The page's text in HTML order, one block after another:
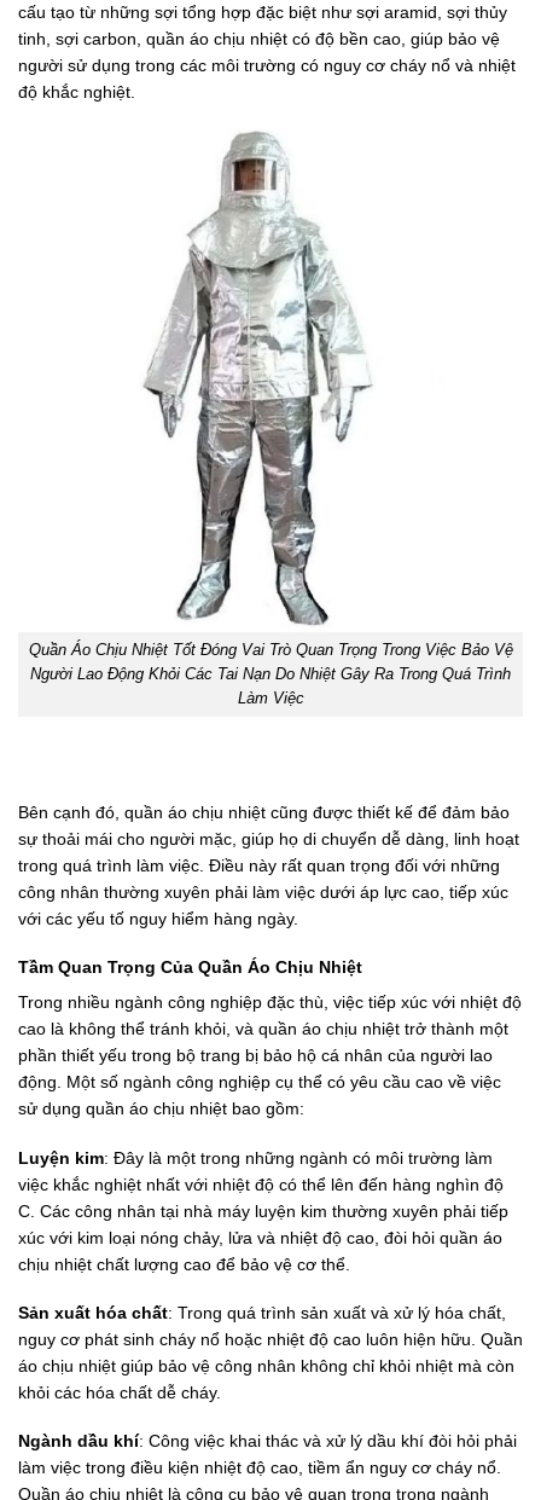
cấu tạo từ những sợi tổng hợp đặc biệt như sợi aramid, sợi thủy
tinh, sợi carbon, quần áo chịu nhiệt có độ bền cao, giúp bảo vệ
người sử dụng trong các môi trường có nguy cơ cháy nổ và nhiệt
độ khắc nghiệt.
Quần Áo Chịu Nhiệt Tốt Đóng Vai Trò Quan Trọng Trong Việc Bảo Vệ
Người Lao Động Khỏi Các Tai Nạn Do Nhiệt Gây Ra Trong Quá Trình
Làm Việc
Bên cạnh đó, quần áo chịu nhiệt cũng được thiết kế để đảm bảo
sự thoải mái cho người mặc, giúp họ di chuyển dễ dàng, linh hoạt
trong quá trình làm việc. Điều này rất quan trọng đối với những
công nhân thường xuyên phải làm việc dưới áp lực cao, tiếp xúc
với các yếu tố nguy hiểm hàng ngày.
Tầm Quan Trọng Của Quần Áo Chịu Nhiệt
Trong nhiều ngành công nghiệp đặc thù, việc tiếp xúc với nhiệt độ
cao là không thể tránh khỏi, và quần áo chịu nhiệt trở thành một
phần thiết yếu trong bộ trang bị bảo hộ cá nhân của người lao
động. Một số ngành công nghiệp cụ thể có yêu cầu cao về việc
sử dụng quần áo chịu nhiệt bao gồm:
Luyện kim: Đây là một trong những ngành có môi trường làm
việc khắc nghiệt nhất với nhiệt độ có thể lên đến hàng nghìn độ
C. Các công nhân tại nhà máy luyện kim thường xuyên phải tiếp
xúc với kim loại nóng chảy, lửa và nhiệt độ cao, đòi hỏi quần áo
chịu nhiệt chất lượng cao để bảo vệ cơ thể.
Sản xuất hóa chất: Trong quá trình sản xuất và xử lý hóa chất,
nguy cơ phát sinh cháy nổ hoặc nhiệt độ cao luôn hiện hữu. Quần
áo chịu nhiệt giúp bảo vệ công nhân không chỉ khỏi nhiệt mà còn
khỏi các hóa chất dễ cháy.
Ngành dầu khí: Công việc khai thác và xử lý dầu khí đòi hỏi phải
làm việc trong điều kiện nhiệt độ cao, tiềm ẩn nguy cơ cháy nổ.
Quần áo chịu nhiệt là công cụ bảo vệ quan trọng trong ngành